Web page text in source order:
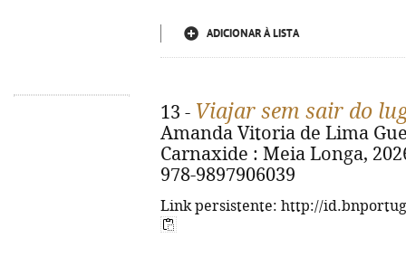
ADICIONAR À LISTA
13 - Viajar sem sair do
Amanda Vitoria de Lima
Carnaxide : Meia Longa,
978-9897906039
Link persistente: http://